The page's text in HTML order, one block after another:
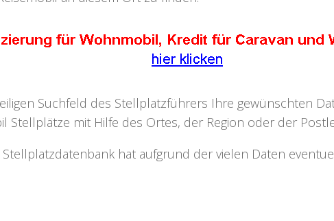
Suchfeld des Stellplatzführers Ihre gewünschten
Stellplätze mit Hilfe des Ortes, der Region oder der
hat aufgrund der vielen Daten